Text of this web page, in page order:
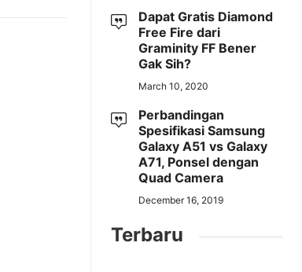
Dapat Gratis Diamond
Free Fire dari
Graminity FF Bener
Gak Sih?
March 10, 2020
Perbandingan
Spesifikasi Samsung
Galaxy A51 vs Galaxy
A71, Ponsel dengan
Quad Camera
December 16, 2019
Terbaru